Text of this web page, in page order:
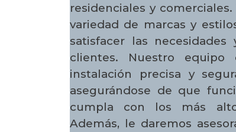
residenciales y
variedad de marcas y
satisfacer las
clientes. Nuestro equipo
instalación precisa y
asegurándose de que
cumpla con los más
Además, le daremos